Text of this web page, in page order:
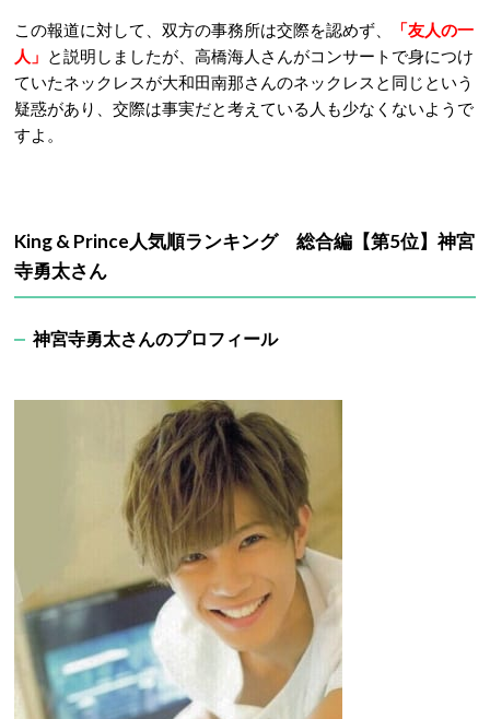
この報道に対して、双方の事務所は交際を認めず、
「友人の一
人」 と説明しましたが、高橋海人さんがコンサートで身につけ
ていたネックレスが大和田南那さんのネックレスと同じという
疑惑があり、交際は事実だと考えている人も少なくないようで
すよ。
King & Prince人気順ランキング 総合編【第5位】神宮
寺勇太さん
神宮寺勇太さんのプロフィール